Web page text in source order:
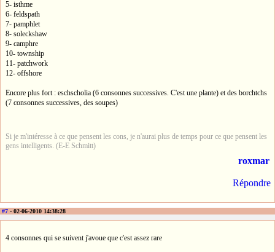
5- isthme
6- feldspath
7- pamphlet
8- soleckshaw
9- camphre
10- township
11- patchwork
12- offshore
Encore plus fort : eschscholia (6 consonnes successives. C'est une plante) et des borchtchs
(7 consonnes successives, des soupes)
Si je m'intéresse à ce que pensent les cons, je n'aurai plus de temps pour ce que pensent les
gens intelligents. (E-E Schmitt)
roxmar
Répondre
#7 - 02-06-2010 14:38:28
4 consonnes qui se suivent j'avoue que c'est assez rare